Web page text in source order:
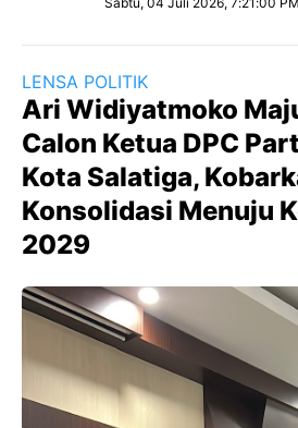
LENSA POLITIK
Ari Widiyatmoko
Calon Ketua DPC
Kota Salatiga,
Konsolidasi Menuju
2029